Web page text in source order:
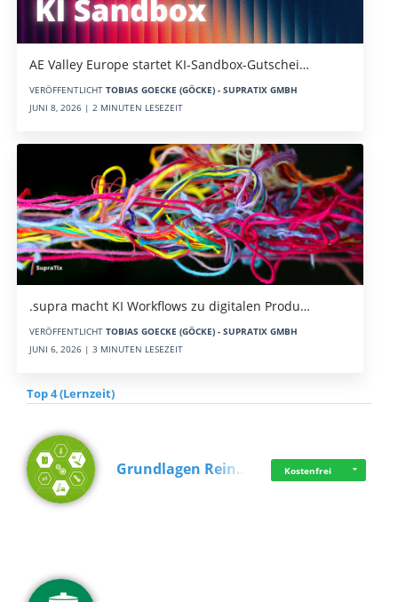
AE Valley Europe startet KI-Sandbox-Gutschei…
VERÖFFENTLICHT TOBIAS GOECKE (GÖCKE) - SUPRATIX GMBH
JUNI 8, 2026 | 2 MINUTEN LESEZEIT
.supra macht KI Workflows zu digitalen Produ…
VERÖFFENTLICHT TOBIAS GOECKE (GÖCKE) - SUPRATIX GMBH
JUNI 6, 2026 | 3 MINUTEN LESEZEIT
Top 4 (Lernzeit)
Grundlagen Rein… Kostenfrei